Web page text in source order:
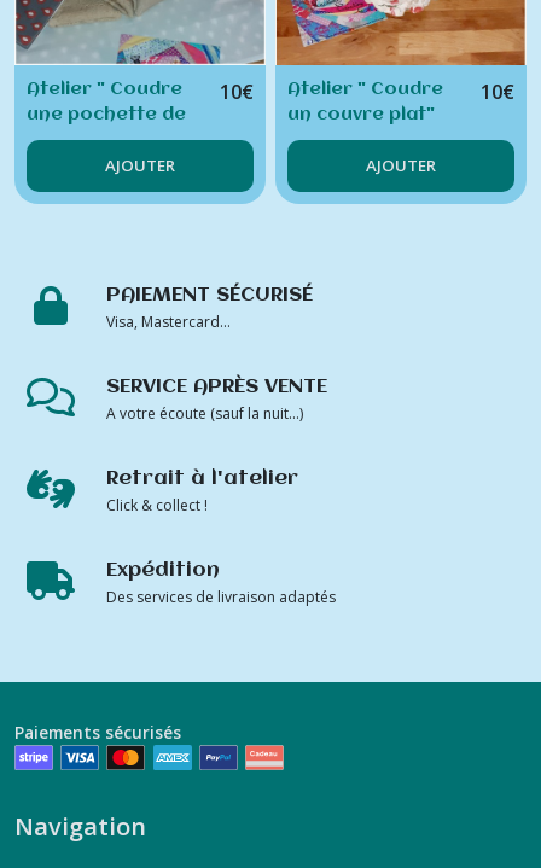
Atelier " Coudre
une pochette de
conservation
alimentaire
Emball'tout!"
10€
AJOUTER
Atelier " Coudre
un couvre plat"
10€
AJOUTER
PAIEMENT SÉCURISÉ
Visa, Mastercard...
SERVICE APRÈS VENTE
A votre écoute (sauf la nuit...)
Retrait à l'atelier
Click & collect !
Expédition
Des services de livraison adaptés
Paiements sécurisés
Navigation